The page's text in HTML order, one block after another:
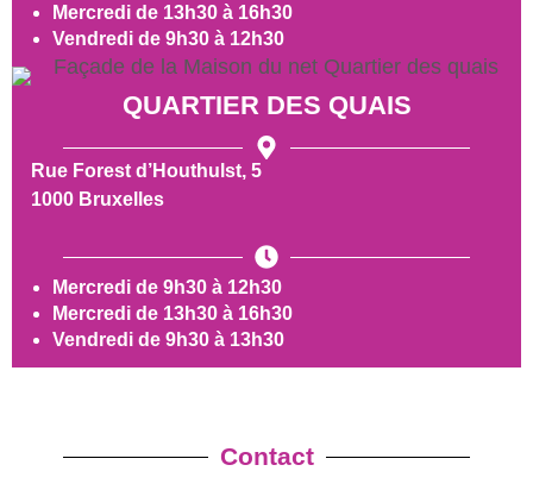
Mercredi de 13h30 à 16h30
Vendredi de 9h30 à 12h30
QUARTIER DES QUAIS
Rue Forest d’Houthulst, 5
1000 Bruxelles
Mercredi de 9h30 à 12h30
Mercredi de 13h30 à 16h30
Vendredi de 9h30 à 13h30
Contact